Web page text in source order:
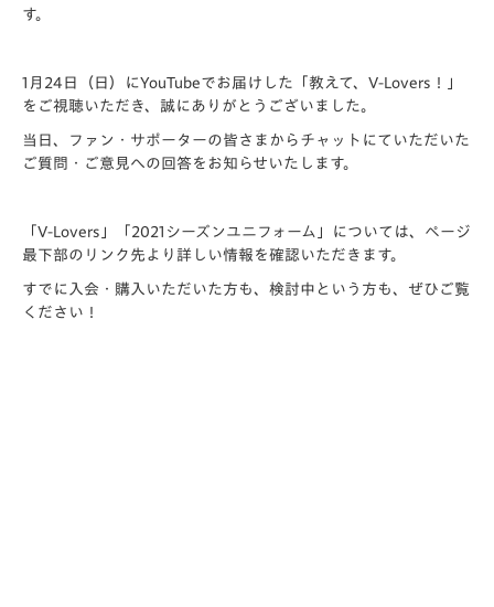
す。
1月24日（日）にYouTubeでお届けした「教えて、V-Lovers！」
をご視聴いただき、誠にありがとうございました。
当日、ファン・サポーターの皆さまからチャットにていただいた
ご質問・ご意見への回答をお知らせいたします。
「V-Lovers」「2021シーズンユニフォーム」については、ページ
最下部のリンク先より詳しい情報を確認いただきます。
すでに入会・購入いただいた方も、検討中という方も、ぜひご覧
ください！